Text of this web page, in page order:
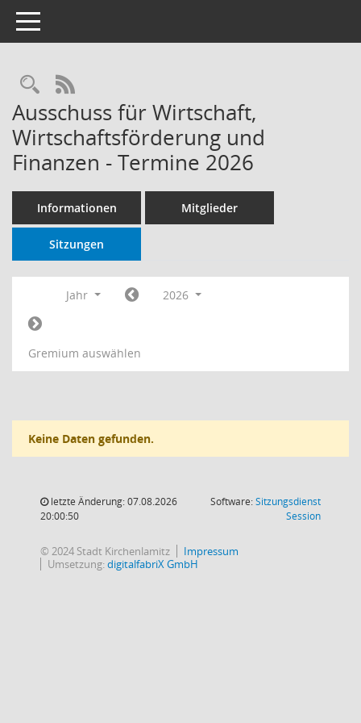
Toggle navigation
Rechercheauswahl
RSS-Feed
Ausschuss für Wirtschaft,
Wirtschaftsförderung und
Finanzen - Termine 2026
Informationen Mitglieder
Sitzungen
Jahr 2026
Gremium auswählen
Keine Daten gefunden.
letzte Änderung: 07.08.2026
20:00:50
Software:Sitzungsdienst
Session(Wird in
© 2024 Stadt Kirchenlamitz
Impressum
Umsetzung:digitalfabriX GmbH